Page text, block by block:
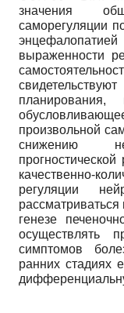
значения
саморегуляции
выраженности
планирования,
произвольной
снижению
прогностической
качественно-
регуляции
рассматриваться
генезе
осуществлять
симптомов
ранних стадиях